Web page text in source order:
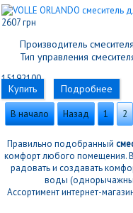
2607 грн
Производитель
Тип управления
15192100
Купить Подробнее
В начало Назад 1 2
Правильно подобранный
комфорт любого помещения.
радовать и создавать
воды
Ассортимент интернет-